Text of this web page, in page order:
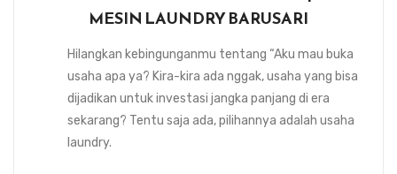
MESIN LAUNDRY BARUSARI
Hilangkan kebingunganmu tentang “Aku mau buka
usaha apa ya? Kira-kira ada nggak, usaha yang bisa
dijadikan untuk investasi jangka panjang di era
sekarang? Tentu saja ada, pilihannya adalah usaha
laundry.